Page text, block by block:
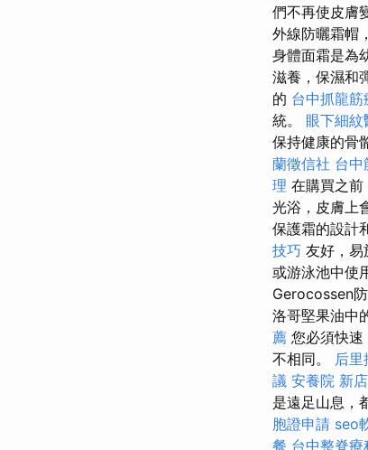
們不再使皮膚
外線防曬霜帽
身體面霜是為
滋養，保濕和
的 台中抓龍筋
統。 眼下細紋
保持健康的骨
蘭徵信社 台中
理 在購買之前
光浴，皮膚上
保護霜的設計
技巧 友好，易
或游泳池中使
Gerocossen
洛哥堅果油中
薦 您必須快速
不相同。 后里
議 安養院 新店
是遠足山息，
胞證申請 seo
餐 台中整脊療